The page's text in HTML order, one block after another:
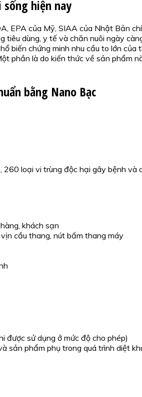
sống hiện nay
EPA của Mỹ, SIAA của Nhật Bản
tiêu dùng, y tế và chăn nuôi ngày
biến chứng minh nhu cầu to lớn
phần là do kiến thức về sản phẩm
bằng Nano Bạc
loại vi trùng độc hại gây bệnh và
khách sạn
cầu thang, nút bấm thang máy
được sử dụng ở mức độ cho phép)
sản phẩm phụ trong quá trình diệt